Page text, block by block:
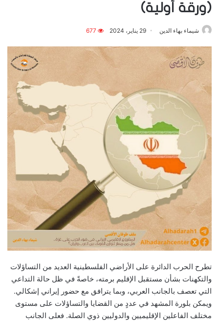
(ورقة أولية)
شيماء بهاء الدين 29 يناير، 2024 677
تطرح الحرب الدائرة على الأراضي الفلسطينية العديد من التساؤلات
والتكهنات بشأن مستقبل الإقليم برمته، خاصةً في ظل حالة التداعي
التي تعصف بالجانب العربي، وبما يترافق مع حضور إيراني إشكالي.
ويمكن بلورة المشهد في عددٍ من القضايا والتساؤلات على مستوى
مختلف الفاعلين الإقليميين والدوليين ذوي الصلة. فعلى الجانب